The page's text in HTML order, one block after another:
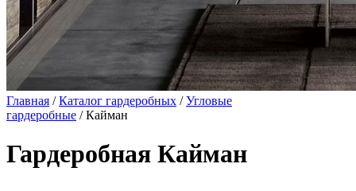
Главная /Каталог гардеробных /Угловые
гардеробные / Кайман
Гардеробная Кайман